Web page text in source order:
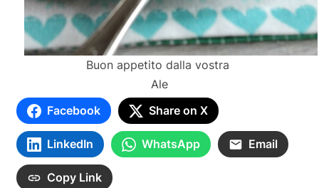
Buon appetito dalla vostra
Ale
Facebook
Share on X
LinkedIn WhatsApp Email
Copy Link